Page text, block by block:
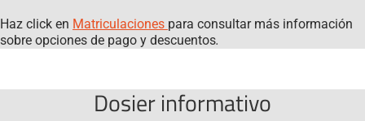
Haz click en Matriculaciones para consultar más información
sobre opciones de pago y descuentos.
Dosier informativo